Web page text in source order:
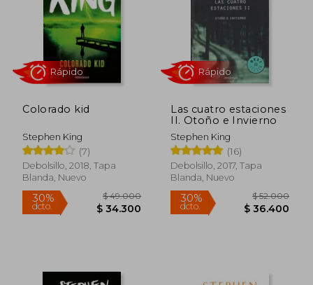
Colorado kid
Stephen King
(7)
Debolsillo, 2018, Tapa
Blanda, Nuevo
Rápido
Las cuatro estaciones
II. Otoño e Invierno
Stephen King
(16)
Debolsillo, 2017, Tapa
Blanda, Nuevo
Rápido